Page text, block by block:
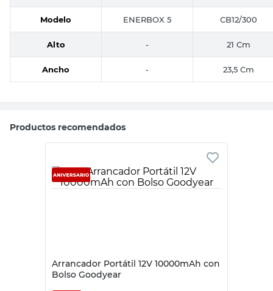
Modelo ENERBOX 5 CB12/300
Alto - 21 Cm
Ancho - 23,5 Cm
Productos recomendados
$215.920,00
$269.900,00